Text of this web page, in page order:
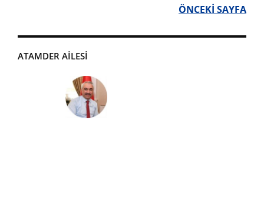
ATAMDER AİLESİ
ÖNCEKİ SAYFA